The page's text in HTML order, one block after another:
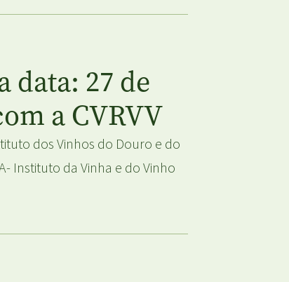
data: 27 de
a CVRVV
dos Vinhos do Douro e do
Instituto da Vinha e do Vinho